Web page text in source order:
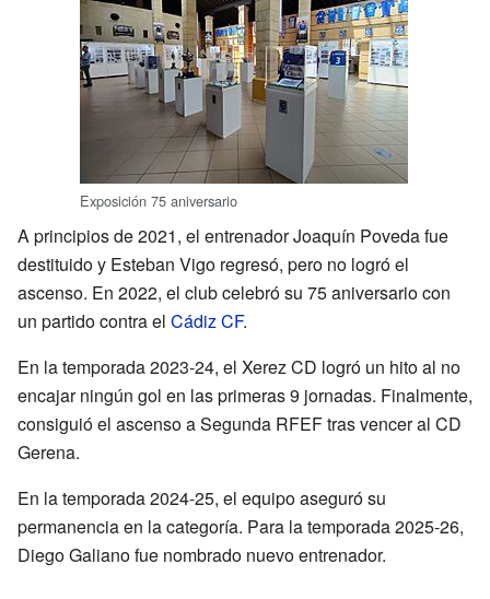
Exposición 75 aniversario
A principios de 2021, el entrenador Joaquín Poveda fue
destituido y Esteban Vigo regresó, pero no logró el
ascenso. En 2022, el club celebró su 75 aniversario con
un partido contra el Cádiz CF.
En la temporada 2023-24, el Xerez CD logró un hito al no
encajar ningún gol en las primeras 9 jornadas. Finalmente,
consiguió el ascenso a Segunda RFEF tras vencer al CD
Gerena.
En la temporada 2024-25, el equipo aseguró su
permanencia en la categoría. Para la temporada 2025-26,
Diego Galiano fue nombrado nuevo entrenador.